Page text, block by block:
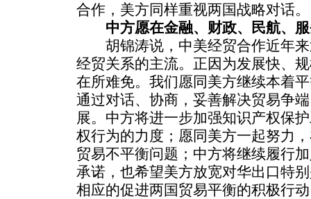
合作，美方同样重视两国战略对话。
中方愿在金融、财政、民航、
胡锦涛说，中美经贸合作近年来
经贸关系的主流。正因为发展快、
在所难免。我们愿同美方继续本着
通过对话、协商，妥善解决贸易争
展。中方将进一步加强知识产权保
权行为的力度；愿同美方一起努力
贸易不平衡问题；中方将继续履行
承诺，也希望美方放宽对华出口特
相应的促进两国贸易平衡的积极行